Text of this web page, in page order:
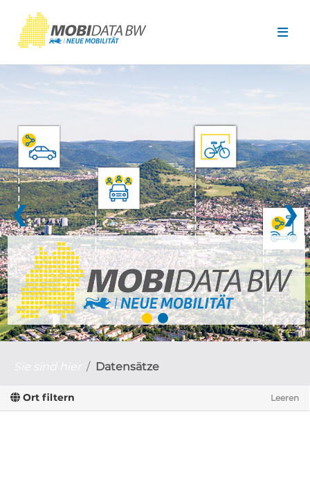
❮ ❯
Datensätze
Ort filtern Leeren